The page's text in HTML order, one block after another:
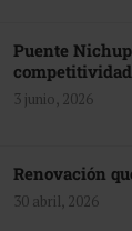
Puente
3 junio, 2026
Renovación
30 abril, 2026